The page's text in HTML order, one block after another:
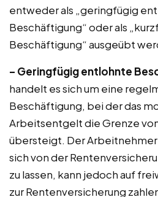
entweder als „geringfügig
Beschäftigung“ oder als
Beschäftigung“ ausgeübt
– Geringfügig entlohnte
handelt es sich um eine
Beschäftigung, bei der das
Arbeitsentgelt die Grenze
übersteigt. Der
sich von der
zu lassen, kann jedoch auf
zur Rentenversicherung